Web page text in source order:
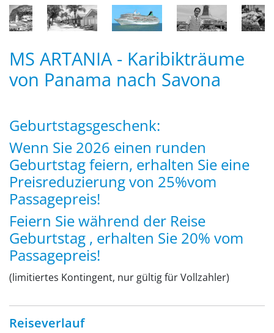
MS ARTANIA - Karibikträume
von Panama nach Savona
Geburtstagsgeschenk:
Wenn Sie 2026 einen runden
Geburtstag feiern, erhalten Sie eine
Preisreduzierung von 25%vom
Passagepreis!
Feiern Sie während der Reise
Geburtstag , erhalten Sie 20% vom
Passagepreis!
(limitiertes Kontingent, nur gültig für Vollzahler)
Reiseverlauf